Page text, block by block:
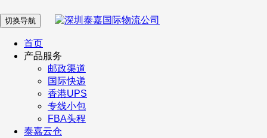
在 线 客 服
企业微信
切换导航
首页
产品服务
邮政渠道
国际快递
香港UPS
专线小包
FBA头程
泰嘉云仓